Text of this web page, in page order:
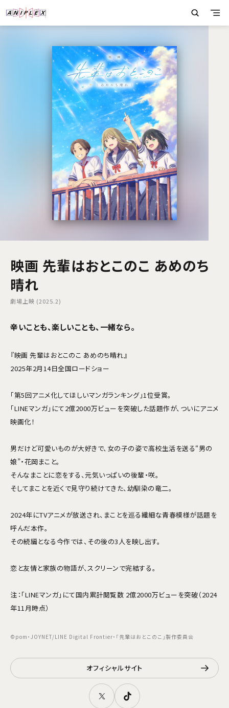
映画 先輩はおとこのこ あめのち
晴れ
劇場上映 (2025.2)
辛いことも、楽しいことも、一緒なら。
『映画 先輩はおとこのこ あめのち晴れ』
2025年2月14日全国ロードショー
「第5回アニメ化してほしいマンガランキング」1位受賞。
「LINEマンガ」にて2億2000万ビューを突破した話題作が、ついにアニメ
映画化！
男だけど可愛いものが大好きで、女の子の姿で高校生活を送る“男の
娘”・花岡まこと。
そんなまことに恋をする、元気いっぱいの後輩・咲。
そしてまことを近くで見守り続けてきた、幼馴染の竜二。
2024年にTVアニメが放送され、まことを巡る繊細な青春模様が話題を
呼んだ本作。
その続編となる今作では、その後の3人を映し出す。
恋と友情と家族の物語が、スクリーンで完結する――。
注：「LINEマンガ」にて国内累計閲覧数 2億2000万ビューを突破（2024
年11月時点）
©pom・JOYNET/LINE Digital Frontier・「先輩はおとこのこ」製作委員会
オフィシャルサイト